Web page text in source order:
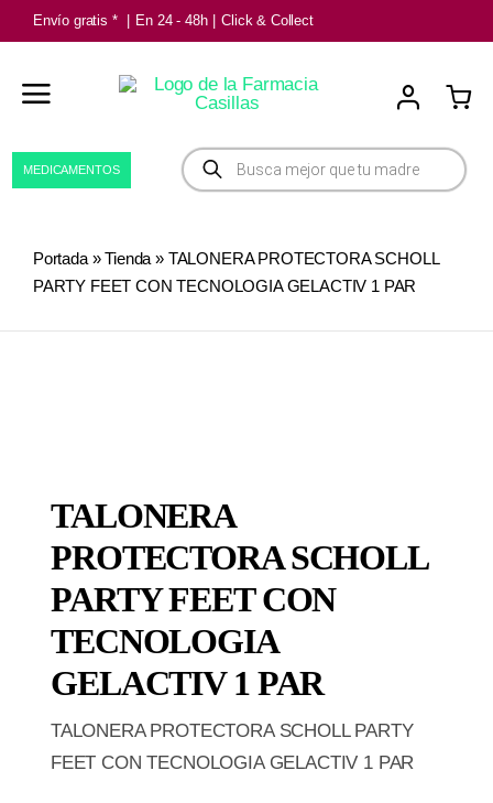
Saltar
al
contenido
Envío gratis * En 24 - 48h Click & Collect
Búsqueda
de
productos
MEDICAMENTOS
Portada»Tienda » TALONERA PROTECTORA SCHOLL
PARTY FEET CON TECNOLOGIA GELACTIV 1 PAR
TALONERA
PROTECTORA SCHOLL
PARTY FEET CON
TECNOLOGIA
GELACTIV 1 PAR
TALONERA PROTECTORA SCHOLL PARTY
FEET CON TECNOLOGIA GELACTIV 1 PAR